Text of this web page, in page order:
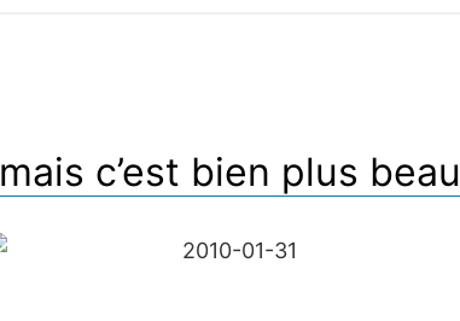
mais c’est bien plus beau